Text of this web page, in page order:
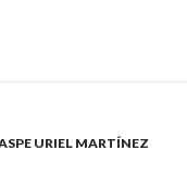
URIEL MARTÍNEZ